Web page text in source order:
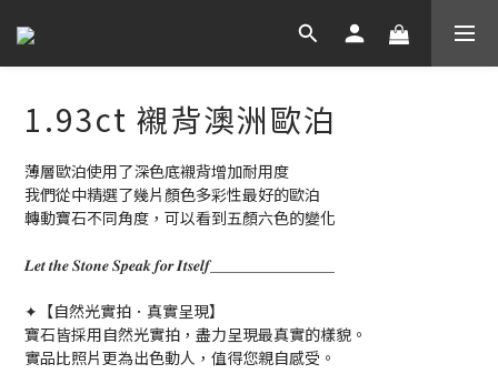
1.93ct 襯背澳洲歐泊
薄層歐泊使用了深色底襯背增加耐用度
我們從中精選了幾片顏色多彩性最好的歐泊
轉動寶石不同角度，可以看到五顏六色的變化
𝑳𝒆𝒕 𝒕𝒉𝒆 𝑺𝒕𝒐𝒏𝒆 𝑺𝒑𝒆𝒂𝒌 𝒇𝒐𝒓 𝑰𝒕𝒔𝒆𝒍𝒇＿＿＿＿＿＿＿＿
✦【自然光實拍．真實呈現】
寶石皆採用自然光實拍，盡力呈現最真實的樣貌。
實品比照片更為出色動人，值得您親自感受。